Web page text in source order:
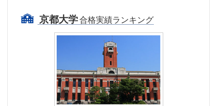
京都大学合格実績ランキング